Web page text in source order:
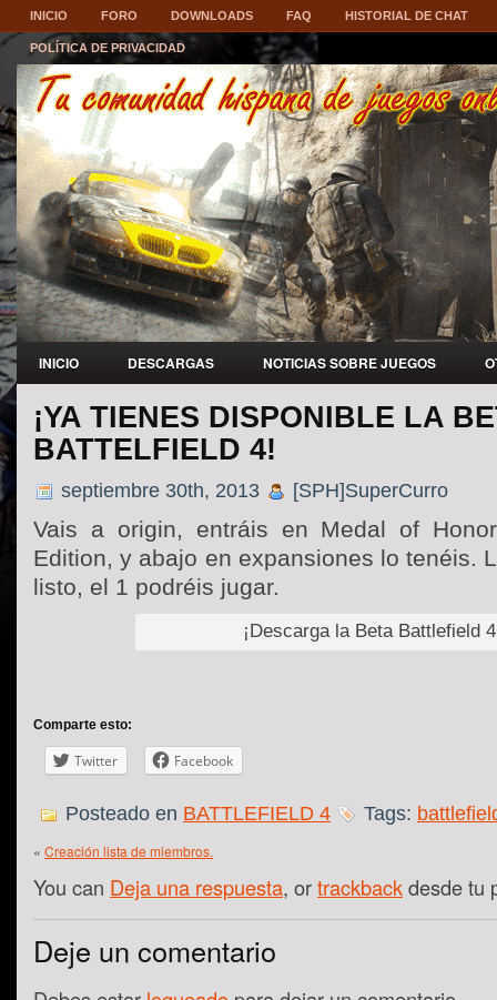
INICIO FORO DOWNLOADS FAQ HISTORIAL DE CHAT
POLÍTICA DE PRIVACIDAD
INICIO DESCARGAS NOTICIAS SOBRE JUEGOS
¡YA TIENES DISPONIBLE LA
BATTELFIELD 4!
septiembre 30th, 2013 [SPH]SuperCurro
Vais a origin, entráis en Medal of
Edition, y abajo en expansiones lo tenéis.
listo, el 1 podréis jugar.
¡Descarga la Beta Battlefield
Comparte esto:
Twitter Facebook
Posteado en BATTLEFIELD 4 Tags:
« Creación lista de miembros.
You can Deja una respuesta, ortrackbackdesde tu
Deje un comentario